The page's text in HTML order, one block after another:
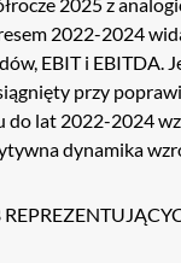
2022-2024
EBIT i EBITDA.
przy
lat 2022-2024
dynamika